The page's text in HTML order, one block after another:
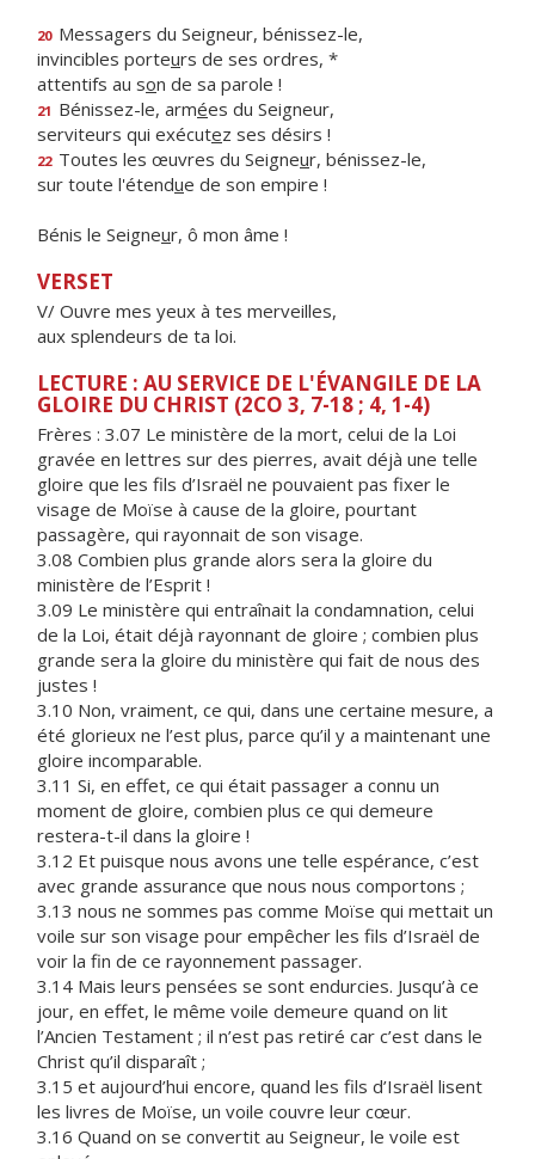
20 Messagers du Seigneur, bénissez-le,
invincibles porteurs de ses ordres, *
attentifs au son de sa parole !
21 Bénissez-le, armées du Seigneur,
serviteurs qui exécutez ses désirs !
22 Toutes les œuvres du Seigneur, bénissez-le,
sur toute l'étendue de son empire !
Bénis le Seigneur, ô mon âme !
VERSET
V/ Ouvre mes yeux à tes merveilles,
aux splendeurs de ta loi.
LECTURE : AU SERVICE DE L'ÉVANGILE DE LA
GLOIRE DU CHRIST (2CO 3, 7-18 ; 4, 1-4)
Frères : 3.07 Le ministère de la mort, celui de la Loi
gravée en lettres sur des pierres, avait déjà une telle
gloire que les fils d’Israël ne pouvaient pas fixer le
visage de Moïse à cause de la gloire, pourtant
passagère, qui rayonnait de son visage.
3.08 Combien plus grande alors sera la gloire du
ministère de l’Esprit !
3.09 Le ministère qui entraînait la condamnation, celui
de la Loi, était déjà rayonnant de gloire ; combien plus
grande sera la gloire du ministère qui fait de nous des
justes !
3.10 Non, vraiment, ce qui, dans une certaine mesure, a
été glorieux ne l’est plus, parce qu’il y a maintenant une
gloire incomparable.
3.11 Si, en effet, ce qui était passager a connu un
moment de gloire, combien plus ce qui demeure
restera-t-il dans la gloire !
3.12 Et puisque nous avons une telle espérance, c’est
avec grande assurance que nous nous comportons ;
3.13 nous ne sommes pas comme Moïse qui mettait un
voile sur son visage pour empêcher les fils d’Israël de
voir la fin de ce rayonnement passager.
3.14 Mais leurs pensées se sont endurcies. Jusqu’à ce
jour, en effet, le même voile demeure quand on lit
l’Ancien Testament ; il n’est pas retiré car c’est dans le
Christ qu’il disparaît ;
3.15 et aujourd’hui encore, quand les fils d’Israël lisent
les livres de Moïse, un voile couvre leur cœur.
3.16 Quand on se convertit au Seigneur, le voile est